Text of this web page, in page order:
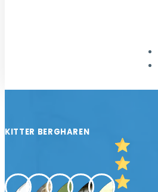
KITTER BERGHAREN